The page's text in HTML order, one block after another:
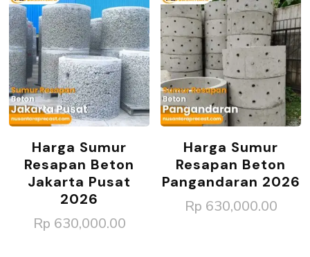
Harga Sumur
Resapan Beton
Jakarta Pusat
2026
Rp 630,000.00
Harga Sumur
Resapan Beton
Pangandaran 2026
Rp 630,000.00